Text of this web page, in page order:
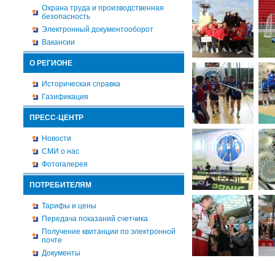
Охрана труда и производственная
безопасность
Электронный документооборот
Вакансии
О РЕГИОНЕ
Историческая справка
Газификация
ПРЕСС-ЦЕНТР
Новости
СМИ о нас
Фотогалерея
ПОТРЕБИТЕЛЯМ
Тарифы и цены
Передача показаний счетчика
Получение квитанции по электронной
почте
Документы